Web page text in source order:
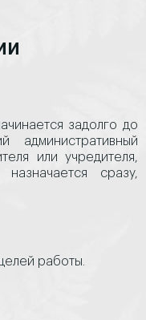
задолго до
административный
или учредителя,
сразу,
работы.